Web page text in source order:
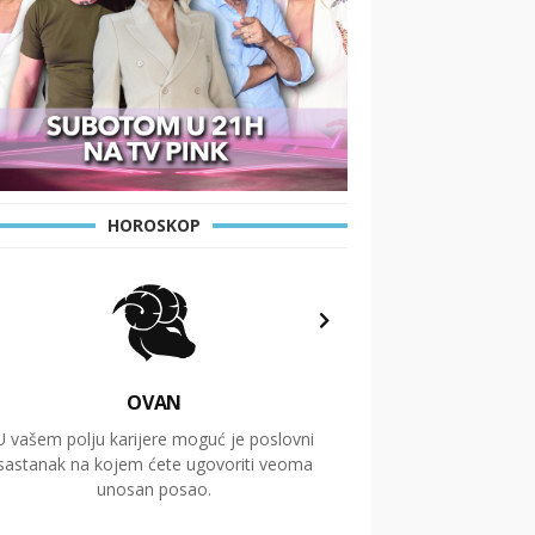
HOROSKOP
OVAN
vašem polju karijere moguć je poslovni
na kojem ćete ugovoriti veoma
unosan posao.